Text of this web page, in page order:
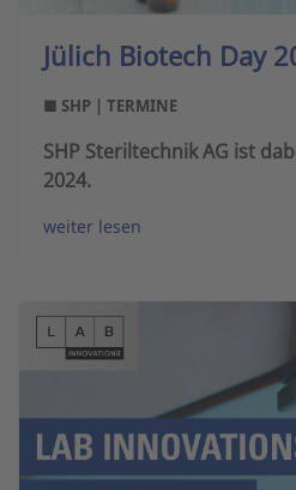
Jülich Biotech Day
■ SHP | TERMINE
SHP Steriltechnik AG ist
2024.
weiter lesen